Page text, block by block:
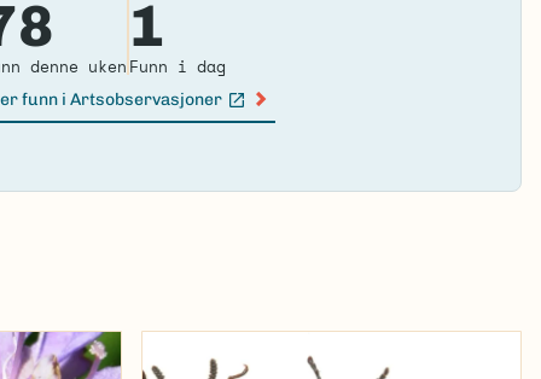
denne uken
1
Funn i dag
funn i Artsobservasjoner
lenke)